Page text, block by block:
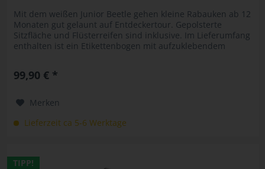
Mit dem weißen Junior Beetle gehen kleine Rabauken ab 12
Monaten gut gelaunt auf Entdeckertour. Gepolsterte
Sitzfläche und Flüsterreifen sind inklusive. Im Lieferumfang
enthalten ist ein Etikettenbogen mit aufzuklebendem
99,90 € *
Merken
Lieferzeit ca 5-6 Werktage
TIPP!